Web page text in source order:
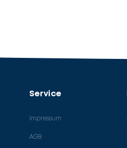
Service
Impressum
AGB